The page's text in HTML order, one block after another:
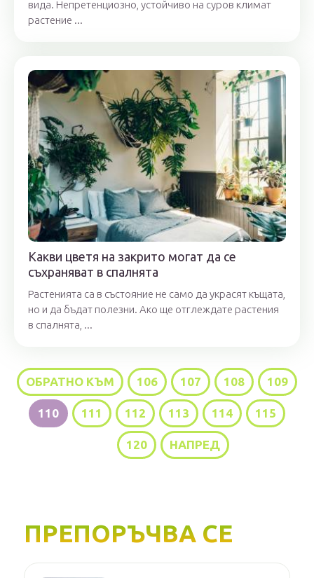
вида. Непретенциозно, устойчиво на суров климат
растение ...
Какви цветя на закрито могат да се
съхраняват в спалнята
Растенията са в състояние не само да украсят къщата,
но и да бъдат полезни. Ако ще отглеждате растения
в спалнята, ...
ОБРАТНО КЪМ 106 107 108 109
110 111 112 113 114 115
120 НАПРЕД
ПРЕПОРЪЧВА СЕ